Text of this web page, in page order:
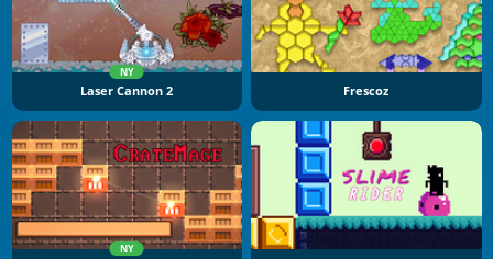
NY
Laser Cannon 2 Frescoz
NY